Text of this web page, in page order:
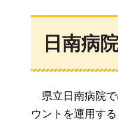
日南病
県立日南病院
ウントを運用す